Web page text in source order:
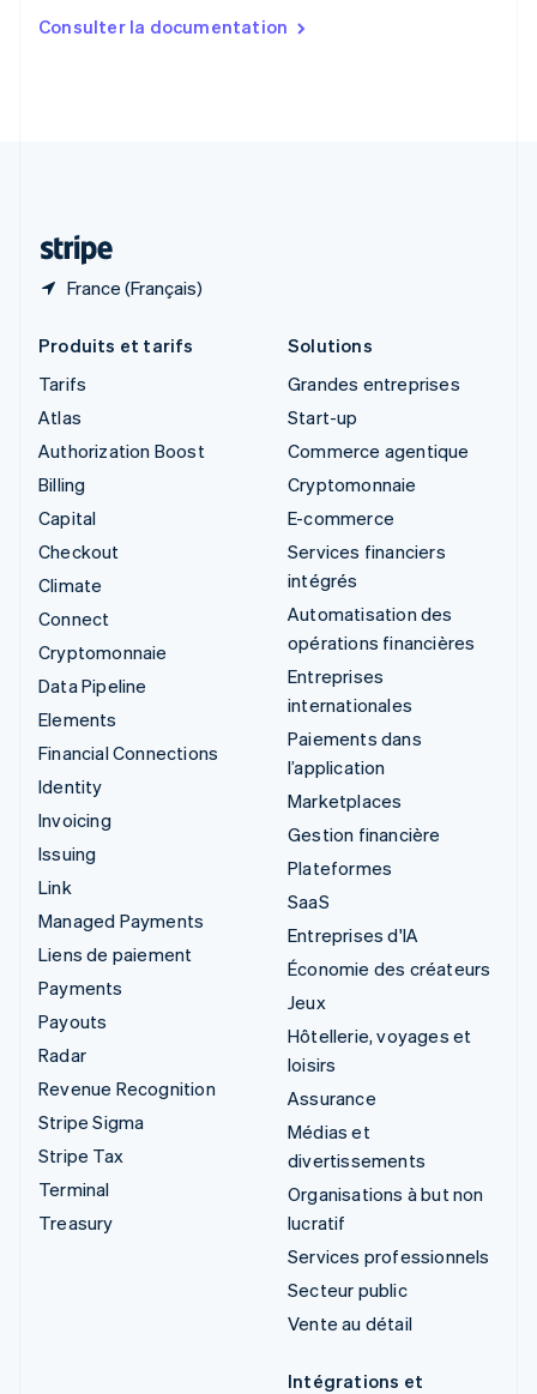
Consulter la documentation
France (Français)
English
Produits et tarifs
Tarifs
Atlas
Authorization Boost
Billing
Capital
Checkout
Climate
Connect
Cryptomonnaie
Data Pipeline
Elements
Financial Connections
Identity
Invoicing
Issuing
Link
Managed Payments
Liens de paiement
Payments
Payouts
Radar
Revenue Recognition
Stripe Sigma
Stripe Tax
Terminal
Treasury
Solutions
Grandes entreprises
Start-up
Commerce agentique
Cryptomonnaie
E-commerce
Services financiers
intégrés
Automatisation des
opérations financières
Entreprises
internationales
Paiements dans
l’application
Marketplaces
Gestion financière
Plateformes
SaaS
Entreprises d'IA
Économie des créateurs
Jeux
Hôtellerie, voyages et
loisirs
Assurance
Médias et
divertissements
Organisations à but non
lucratif
Services professionnels
Secteur public
Vente au détail
Intégrations et